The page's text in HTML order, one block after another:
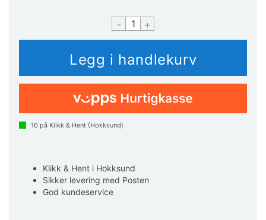
- +
16 på Klikk & Hent (Hokksund)
Klikk & Hent i Hokksund
Sikker levering med Posten
God kundeservice